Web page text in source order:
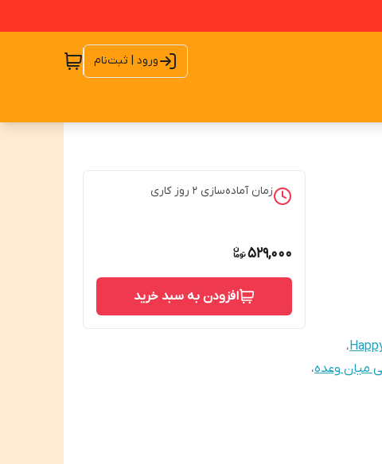
ورود | ثبت‌نام
،
میان وعده،
زمان آماده‌سازی 2 روز کاری
529,000
افزودن به سبد خرید